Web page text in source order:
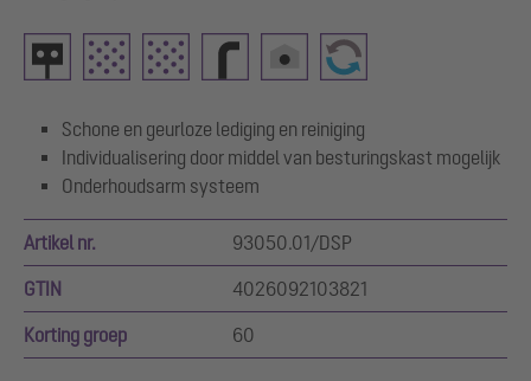
Schone en geurloze lediging en reiniging
Individualisering door middel van besturingskast mogelijk
Onderhoudsarm systeem
Artikel nr. 93050.01/DSP
GTIN 4026092103821
Korting groep 60